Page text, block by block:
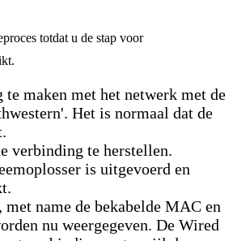
totdat u de stap voor
te maken met het netwerk met de
Het is normaal dat de
verbinding te herstellen.
is uitgevoerd en
met name de bekabelde MAC en
nu weergegeven. De Wired